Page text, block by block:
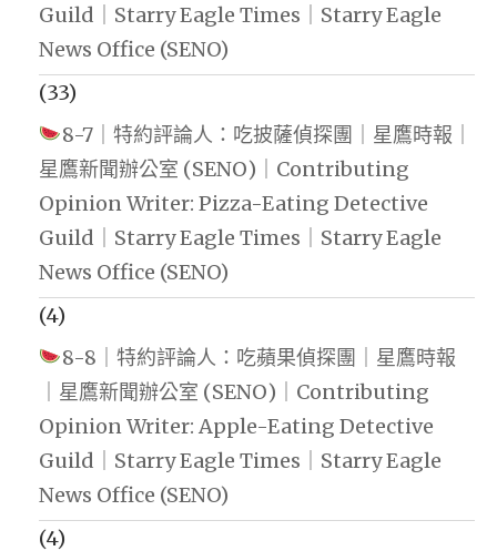
Guild｜Starry Eagle Times｜Starry Eagle
News Office (SENO)
(33)
8-7｜特約評論人：吃披薩偵探團｜星鷹時報｜
星鷹新聞辦公室 (SENO)｜Contributing
Opinion Writer: Pizza-Eating Detective
Guild｜Starry Eagle Times｜Starry Eagle
News Office (SENO)
(4)
8-8｜特約評論人：吃蘋果偵探團｜星鷹時報
｜星鷹新聞辦公室 (SENO)｜Contributing
Opinion Writer: Apple-Eating Detective
Guild｜Starry Eagle Times｜Starry Eagle
News Office (SENO)
(4)